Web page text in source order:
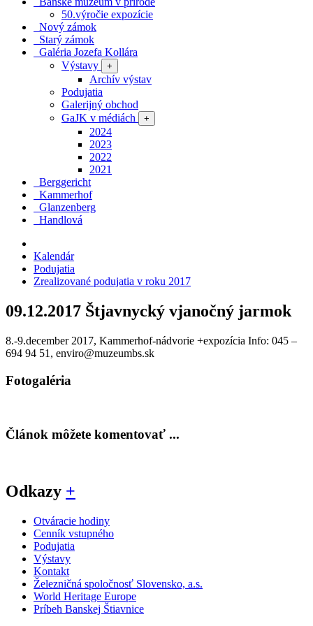
50.výročie expozície
Nový zámok
Starý zámok
Galéria Jozefa Kollára
Výstavy
+
Archív výstav
Podujatia
Galerijný obchod
GaJK v médiách
+
2024
2023
2022
2021
Berggericht
Kammerhof
Glanzenberg
Handlová
Kalendár
Podujatia
Zrealizované podujatia v roku 2017
09.12.2017 Štjavnycký vjanočný jarmok
8.-9.december 2017, Kammerhof-nádvorie +expozícia Info: 045 –
694 94 51, enviro@muzeumbs.sk
Fotogaléria
Článok môžete komentovať ...
Odkazy +
Otváracie hodiny
Cenník vstupného
Podujatia
Výstavy
Kontakt
Železničná spoločnosť Slovensko, a.s.
World Heritage Europe
Príbeh Banskej Štiavnice